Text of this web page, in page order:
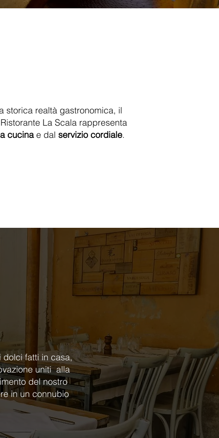
storica realtà gastronomica, il
La Scala rappresenta
cucinae dal servizio cordiale.
dolci fatti in casa,
uniti alla
del nostro
in un connubio